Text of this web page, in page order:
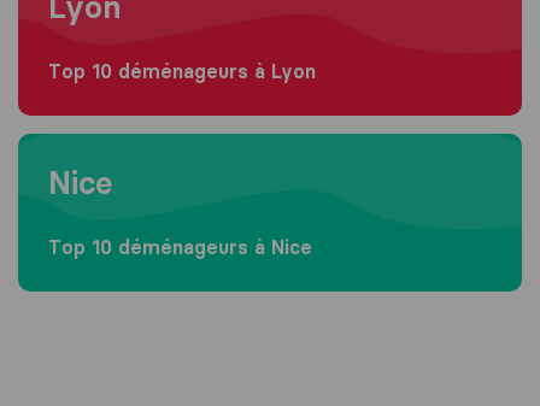
Top 10 déménageurs à Lyon
Moving to Nice
Nice
Top 10 déménageurs à Nice